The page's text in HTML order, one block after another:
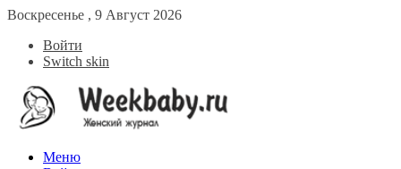
Воскресенье , 9 Август 2026
Войти
Switch skin
Меню